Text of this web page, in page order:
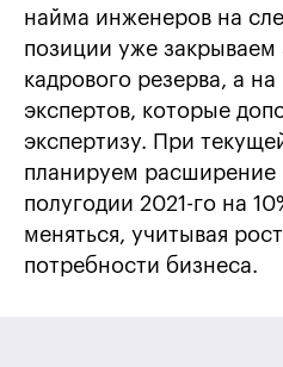
найма инженеров на
позиции уже закрываем
кадрового резерва, а
экспертов, которые
экспертизу. При
планируем расширение
полугодии 2021-го на
меняться, учитывая
потребности бизнеса.